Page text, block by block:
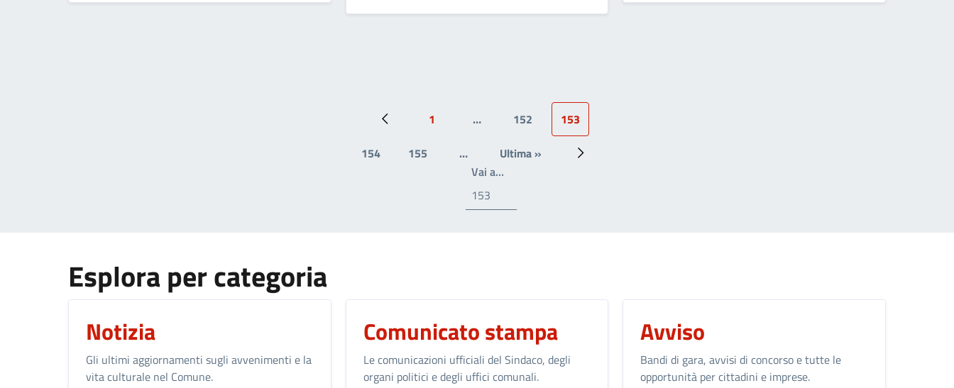
Pagina precedente
Prima pagina
1 …
Page
152
Pagina attuale
153
Page
154
Page
155 …
Ultima pagina
Ultima »
Prossima pagina
Vai a…Write the page number you want to go to
Esplora per categoria
Notizia
Gli ultimi aggiornamenti sugli avvenimenti e la
vita culturale nel Comune.
Comunicato stampa
Le comunicazioni ufficiali del Sindaco, degli
organi politici e degli uffici comunali.
Avviso
Bandi di gara, avvisi di concorso e tutte le
opportunità per cittadini e imprese.